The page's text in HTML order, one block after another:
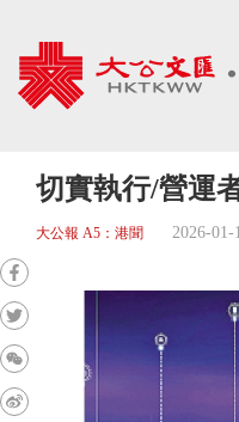
切實執行/營運
大公報 A5：港聞 2026-01-